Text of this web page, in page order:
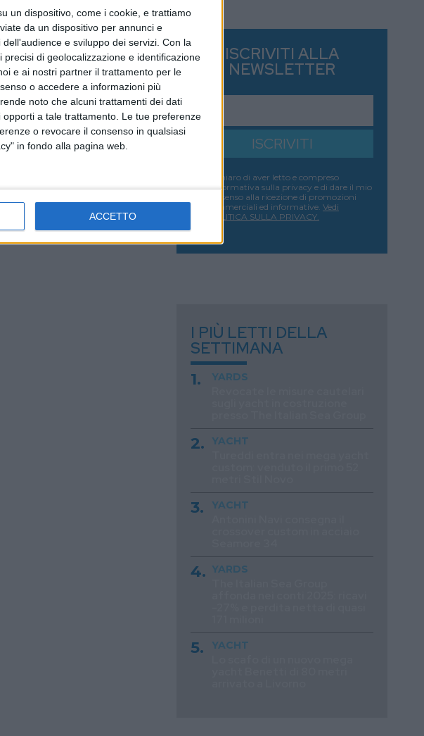
un dispositivo, come i cookie, e trattiamo
da un dispositivo per annunci e
e sviluppo dei servizi. Con la
di geolocalizzazione e identificazione
e ai nostri partner il trattamento per le
o accedere a informazioni più
noto che alcuni trattamenti dei dati
a tale trattamento. Le tue preferenze
o revocare il consenso in qualsiasi
in fondo alla pagina web.
ACCETTO
ISCRIVITI ALLA
NEWSLETTER
ISCRIVITI
Dichiaro di aver letto e compreso
l'informativa sulla privacy e di dare il mio
consenso alla ricezione di promozioni
commerciali ed informative. Vedi
POLITICA SULLA PRIVACY.
I PIÙ LETTI DELLA
SETTIMANA
YARDS
YACHT
YACHT
YARDS
YACHT